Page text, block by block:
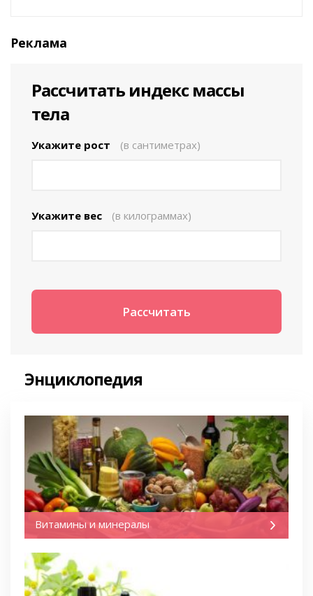
Реклама
Рассчитать индекс массы
тела
Укажите рост (в сантиметрах)
Укажите вес (в килограммах)
Энциклопедия
Витамины и минералы